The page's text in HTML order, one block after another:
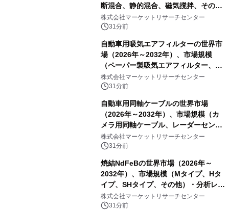
断混合、静的混合、磁気撹拌、その
他）・分析レポートを発表
株式会社マーケットリサーチセンター
31分前
自動車用吸気エアフィルターの世界市
場（2026年～2032年）、市場規模
（ペーパー製吸気エアフィルター、ガ
ーゼ製吸気エアフィルター、フォーム
製吸気エアフィルター）・分析レポー
株式会社マーケットリサーチセンター
31分前
自動車用同軸ケーブルの世界市場
（2026年～2032年）、市場規模（カ
メラ用同軸ケーブル、レーダーセンサ
ー用同軸ケーブル、ディスプレイ用同
軸ケーブル、アンテナ用同軸ケーブ
ル）・分析レポートを発表
株式会社マーケットリサーチセンター
31分前
焼結NdFeBの世界市場（2026年～
2032年）、市場規模（Mタイプ、Hタ
イプ、SHタイプ、その他）・分析レポ
ートを発表
株式会社マーケットリサーチセンター
31分前